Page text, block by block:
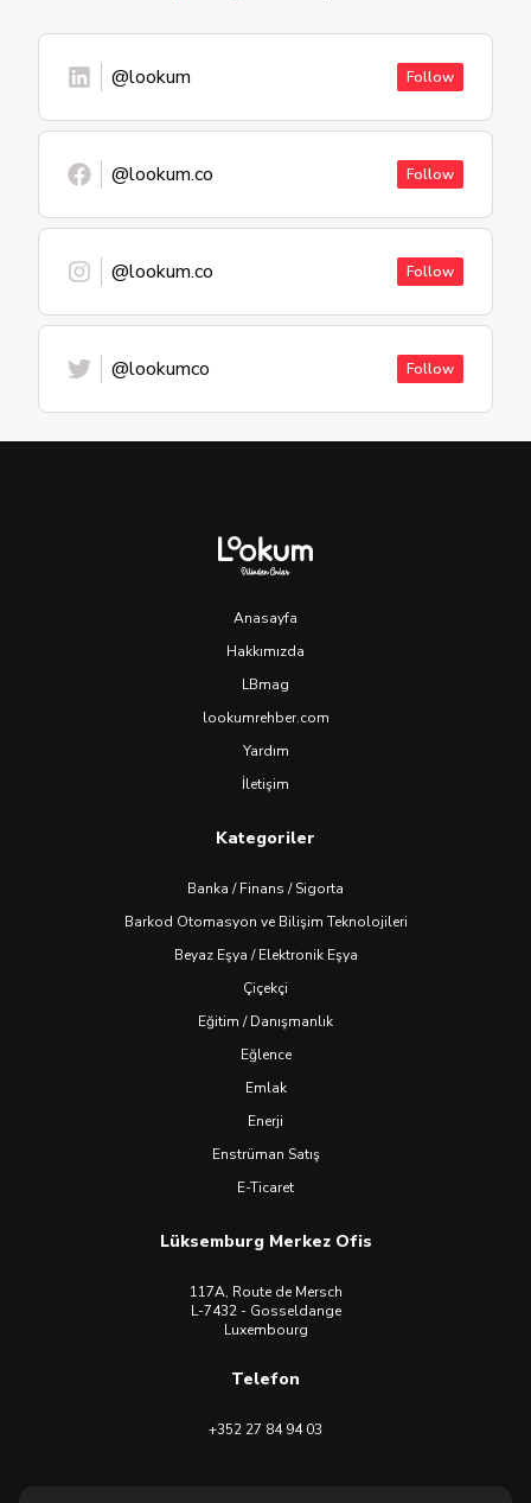
@lookum Follow
@lookum.co Follow
@lookum.co Follow
@lookumco Follow
Anasayfa
Hakkımızda
LBmag
lookumrehber.com
Yardım
İletişim
Kategoriler
Banka / Finans / Sigorta
Barkod Otomasyon ve Bilişim Teknolojileri
Beyaz Eşya / Elektronik Eşya
Çiçekçi
Eğitim / Danışmanlık
Eğlence
Emlak
Enerji
Enstrüman Satış
E-Ticaret
Lüksemburg Merkez Ofis
117A, Route de Mersch
L-7432 - Gosseldange
Luxembourg
Telefon
+352 27 84 94 03